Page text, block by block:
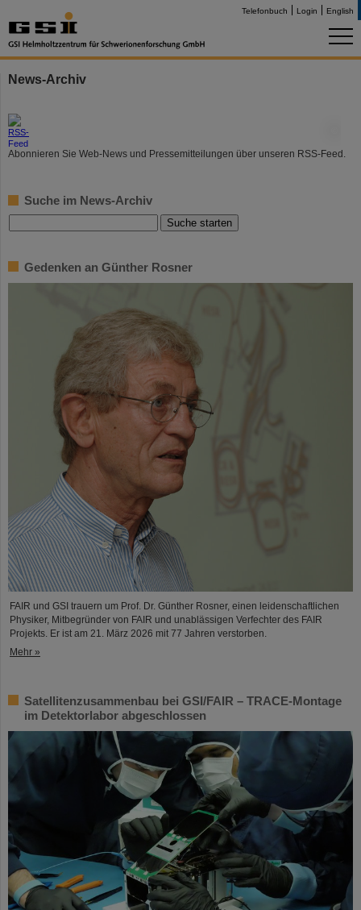
Telefonbuch Login English
News-Archiv
Abonnieren Sie Web-News und Pressemitteilungen über unseren RSS-Feed.
Suche im News-Archiv
Gedenken an Günther Rosner
FAIR und GSI trauern um Prof. Dr. Günther Rosner, einen leidenschaftlichen
Physiker, Mitbegründer von FAIR und unablässigen Verfechter des FAIR
Projekts. Er ist am 21. März 2026 mit 77 Jahren verstorben.
Mehr »
Satellitenzusammenbau bei GSI/FAIR – TRACE-Montage
im Detektorlabor abgeschlossen